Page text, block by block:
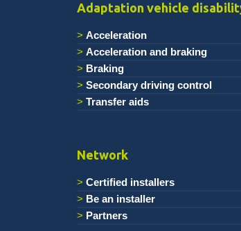
Adaptation vehicle
Acceleration
Acceleration and braking
Braking
Secondary driving control
Transfer aids
Network
Certified installers
Be an installer
Partners